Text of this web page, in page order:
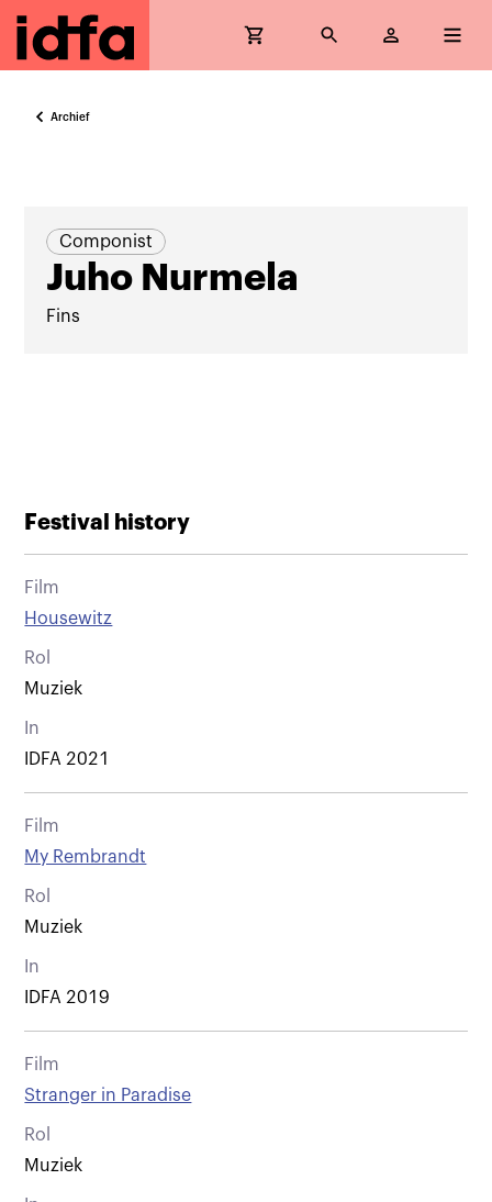
Archief
Componist
Juho Nurmela
Fins
Festival history
Film
Housewitz
Rol
Muziek
In
IDFA 2021
Film
My Rembrandt
Rol
Muziek
In
IDFA 2019
Film
Stranger in Paradise
Rol
Muziek